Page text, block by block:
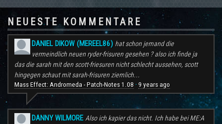
NEUESTE KOMMENTARE
DANIEL DIKOW (MEREEL86) hat schon jemand die
vermeindlich neuen ryder-frisuren gesehen ? also ich finde ja
das die sarah mit den scott-friesuren nicht schlecht aussehen, scott
hingegen schaut mit sarah-frisuren ziemlich...
Mass Effect: Andromeda - Patch-Notes 1.08 · 9 years ago
DANNY WILMORE Also ich kapier das nicht. Ich habe bei ME:A